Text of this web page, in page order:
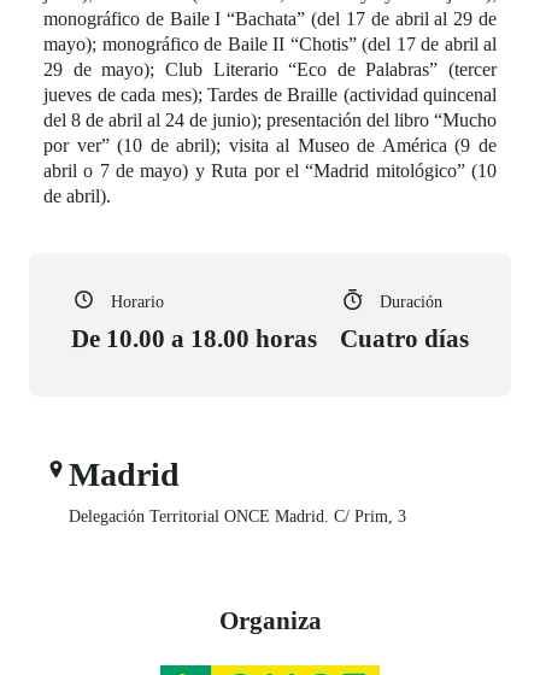
monográfico de Baile I “Bachata” (del 17 de abril al 29 de
mayo); monográfico de Baile II “Chotis” (del 17 de abril al
29 de mayo); Club Literario “Eco de Palabras” (tercer
jueves de cada mes); Tardes de Braille (actividad quincenal
del 8 de abril al 24 de junio); presentación del libro “Mucho
por ver” (10 de abril); visita al Museo de América (9 de
abril o 7 de mayo) y Ruta por el “Madrid mitológico” (10
de abril).
Horario
De 10.00 a 18.00 horas
Duración
Cuatro días
Madrid
Delegación Territorial ONCE Madrid. C/ Prim, 3
Organiza